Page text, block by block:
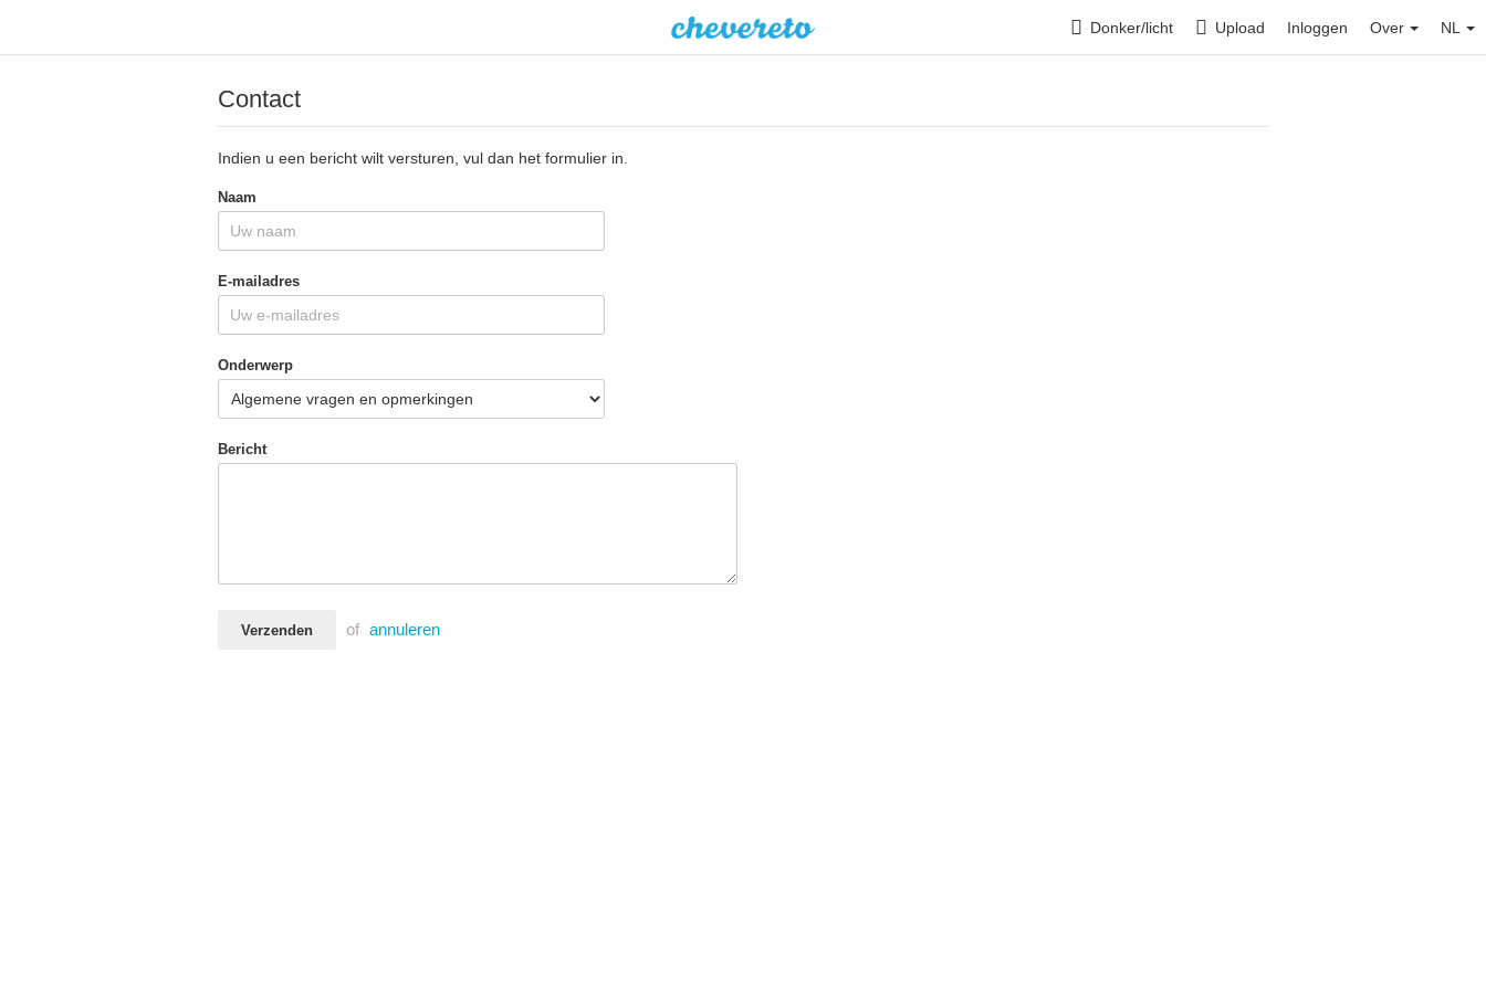
Donker/licht Upload Inloggen Over NL
Contact
Indien u een bericht wilt versturen, vul dan het formulier in.
Naam
E-mailadres
Onderwerp
Bericht
Verzenden of annuleren